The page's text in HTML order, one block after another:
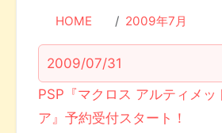
HOME 2009年7月
2009/07/31
PSP『マクロス アルティメッ
ア』予約受付スタート！